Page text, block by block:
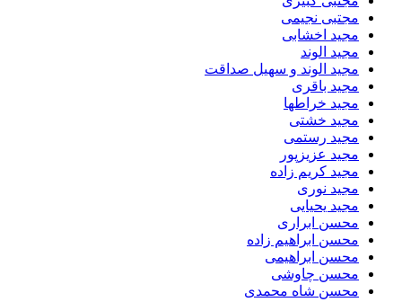
مجتبی نجیمی
مجید اخشابی
مجید الوند‎
مجید الوند و سهیل صداقت
مجید باقری
مجید خراطها
مجید خشتی
مجید رستمی
مجید عزیزپور
مجید کریم زاده
مجید نوری
مجید یحیایی
محسن ابراری
محسن ابراهیم زاده
محسن ابراهیمی
محسن چاوشی
محسن شاه محمدی